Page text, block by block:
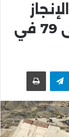
بنسبة تقدم تصل إلى 79 في
Telegramاطبعها